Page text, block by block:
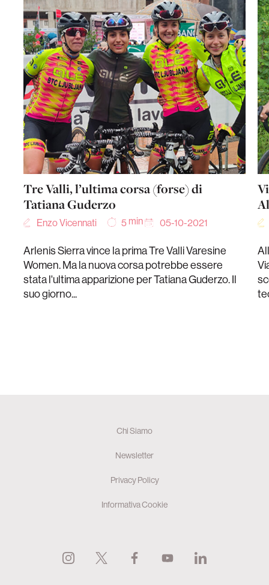
Tre Valli, l’ultima corsa (forse) di
Tatiana Guderzo
Enzo Vicennati 5 min 05-10-2021
Arlenis Sierra vince la prima Tre Valli Varesine
Women. Ma la nuova corsa potrebbe essere
stata l'ultima apparizione per Tatiana Guderzo. Il
suo giorno...
Chi Siamo
Newsletter
Privacy Policy
Informativa Cookie